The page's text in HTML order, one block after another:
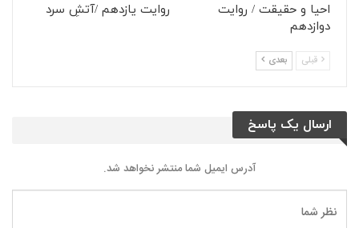
احیا و حقیقت / روایت
دوازدهم
روایت یازدهم /آتشِ سرد
قبلی بعدی
ارسال یک پاسخ
آدرس ایمیل شما منتشر نخواهد شد.